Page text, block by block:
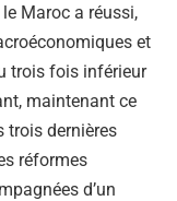
Maroc a réussi,
et
trois fois inférieur
maintenant ce
trois dernières
réformes
d’un